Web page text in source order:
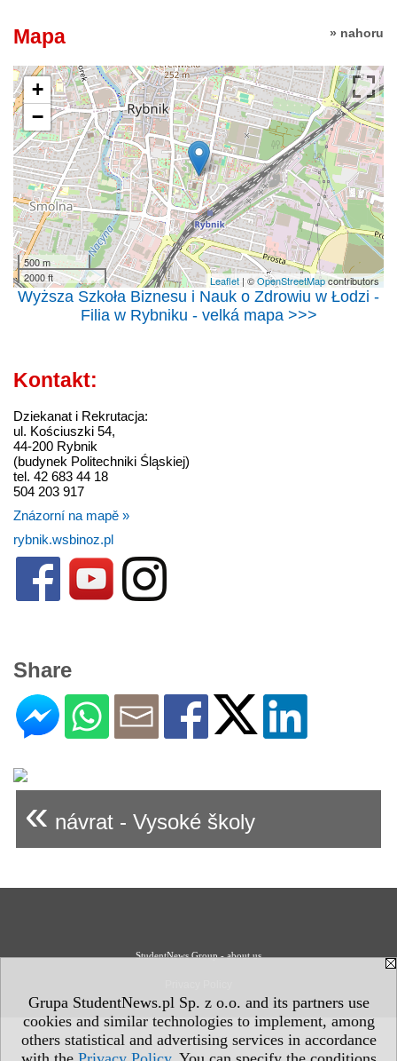
Grupa StudentNews.pl Sp. z o.o. and its partners use
cookies and similar technologies to implement, among
others statistical and advertising services in accordance
» nahoru
Mapa
+
−
500 m
2000 ft
Leaflet | ©OpenStreetMapcontributors
Wyższa Szkoła Biznesu i Nauk o Zdrowiu w Łodzi -
Filia w Rybniku - velká mapa >>>
Kontakt:
Dziekanat i Rekrutacja:
ul. Kościuszki 54,
44-200 Rybnik
(budynek Politechniki Śląskiej)
tel. 42 683 44 18
504 203 917
Znázorní na mapě »
rybnik.wsbinoz.pl
Share
« návrat - Vysoké školy
StudentNews Group - about us